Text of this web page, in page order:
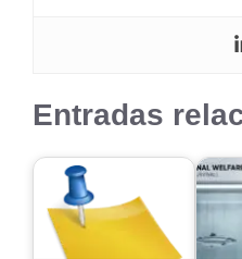
Entradas